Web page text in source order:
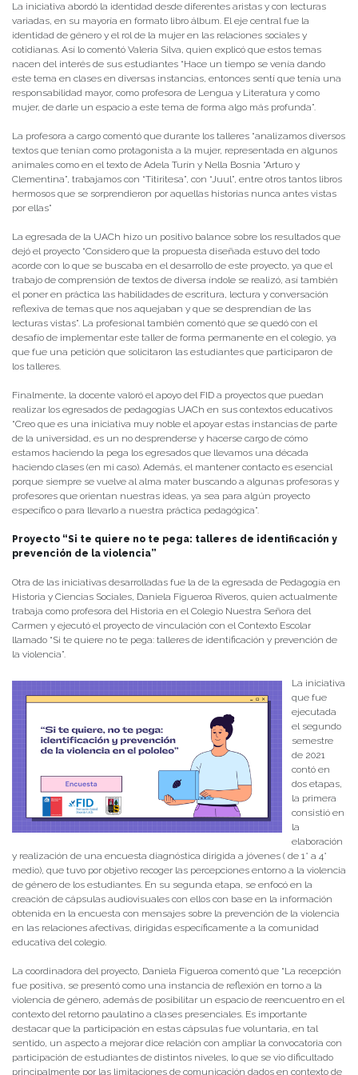
La iniciativa abordó la identidad desde diferentes aristas y con lecturas
variadas, en su mayoría en formato libro álbum. El eje central fue la
identidad de género y el rol de la mujer en las relaciones sociales y
cotidianas. Así lo comentó Valeria Silva, quien explicó que estos temas
nacen del interés de sus estudiantes “Hace un tiempo se venía dando
este tema en clases en diversas instancias, entonces sentí que tenía una
responsabilidad mayor, como profesora de Lengua y Literatura y como
mujer, de darle un espacio a este tema de forma algo más profunda”.
La profesora a cargo comentó que durante los talleres “analizamos diversos
textos que tenían como protagonista a la mujer, representada en algunos
animales como en el texto de Adela Turín y Nella Bosnia “Arturo y
Clementina”, trabajamos con “Titiritesa”, con “Juul”, entre otros tantos libros
hermosos que se sorprendieron por aquellas historias nunca antes vistas
por ellas”
La egresada de la UACh hizo un positivo balance sobre los resultados que
dejó el proyecto “Considero que la propuesta diseñada estuvo del todo
acorde con lo que se buscaba en el desarrollo de este proyecto, ya que el
trabajo de comprensión de textos de diversa índole se realizó, así también
el poner en práctica las habilidades de escritura, lectura y conversación
reflexiva de temas que nos aquejaban y que se desprendían de las
lecturas vistas”. La profesional también comentó que se quedó con el
desafío de implementar este taller de forma permanente en el colegio, ya
que fue una petición que solicitaron las estudiantes que participaron de
los talleres.
Finalmente, la docente valoró el apoyo del FID a proyectos que puedan
realizar los egresados de pedagogías UACh en sus contextos educativos
“Creo que es una iniciativa muy noble el apoyar estas instancias de parte
de la universidad, es un no desprenderse y hacerse cargo de cómo
estamos haciendo la pega los egresados que llevamos una década
haciendo clases (en mi caso). Además, el mantener contacto es esencial
porque siempre se vuelve al alma mater buscando a algunas profesoras y
profesores que orientan nuestras ideas, ya sea para algún proyecto
específico o para llevarlo a nuestra práctica pedagógica”.
Proyecto “Si te quiere no te pega: talleres de identificación y
prevención de la violencia”
Otra de las iniciativas desarrolladas fue la de la egresada de Pedagogía en
Historia y Ciencias Sociales, Daniela Figueroa Riveros, quien actualmente
trabaja como profesora del Historia en el Colegio Nuestra Señora del
Carmen y ejecutó el proyecto de vinculación con el Contexto Escolar
llamado “Si te quiere no te pega: talleres de identificación y prevención de
la violencia”.
La iniciativa
que fue
ejecutada
el segundo
semestre
de 2021
contó en
dos etapas,
la primera
consistió en
la
elaboración
y realización de una encuesta diagnóstica dirigida a jóvenes ( de 1° a 4°
medio), que tuvo por objetivo recoger las percepciones entorno a la violencia
de género de los estudiantes. En su segunda etapa, se enfocó en la
creación de cápsulas audiovisuales con ellos con base en la información
obtenida en la encuesta con mensajes sobre la prevención de la violencia
en las relaciones afectivas, dirigidas específicamente a la comunidad
educativa del colegio.
La coordinadora del proyecto, Daniela Figueroa comentó que “La recepción
fue positiva, se presentó como una instancia de reflexión en torno a la
violencia de género, además de posibilitar un espacio de reencuentro en el
contexto del retorno paulatino a clases presenciales. Es importante
destacar que la participación en estas cápsulas fue voluntaria, en tal
sentido, un aspecto a mejorar dice relación con ampliar la convocatoria con
participación de estudiantes de distintos niveles, lo que se vio dificultado
principalmente por las limitaciones de comunicación dados en contexto de